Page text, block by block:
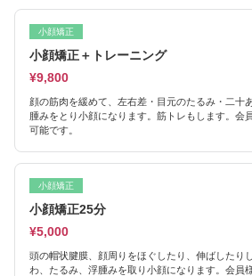
小顔矯正
小顔矯正＋トレーニング
¥9,800
顔の筋肉を緩めて、左右差・目元のたるみ・二十
腫みをとり小顔になります。筋トレもします。会
可能です。
小顔矯正
小顔矯正25分
¥5,000
頭の帽状腱膜、顔周りをほぐしたり、伸ばしたり
わ、たるみ、浮腫みを取り小顔になります。会員